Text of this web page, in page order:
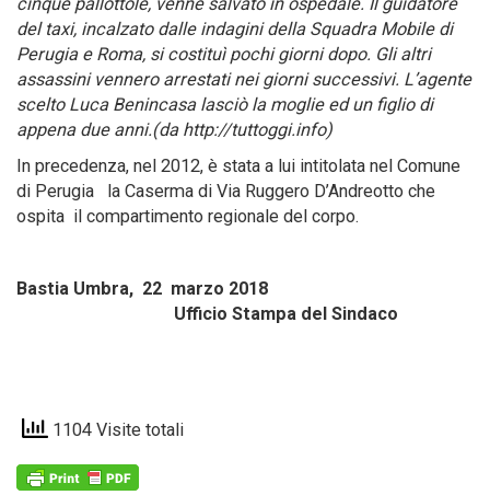
del taxi, incalzato dalle indagini della Squadra Mobile di
Perugia e Roma, si costituì pochi giorni dopo. Gli altri
assassini vennero arrestati nei giorni successivi. L’agente
scelto Luca Benincasa lasciò la moglie ed un figlio di
appena due anni.(da http://tuttoggi.info)
In precedenza, nel 2012, è stata a lui intitolata nel Comune
di Perugia la Caserma di Via Ruggero D’Andreotto che
ospita il compartimento regionale del corpo.
Bastia Umbra, 22 marzo 2018
Ufficio Stampa del Sindaco
1104 Visite totali